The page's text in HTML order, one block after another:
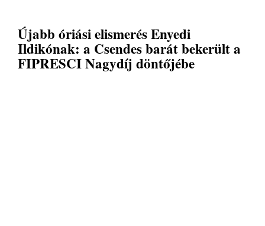
Újabb óriási elismerés Enyedi
Ildikónak: a Csendes barát bekerült a
FIPRESCI Nagydíj döntőjébe